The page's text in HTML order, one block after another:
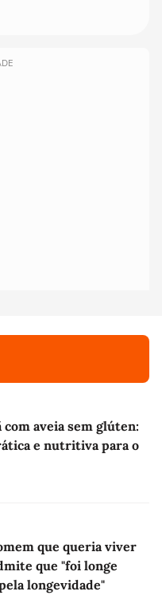
com aveia sem glúten:
e nutritiva para o
que queria viver
que "foi longe
longevidade"